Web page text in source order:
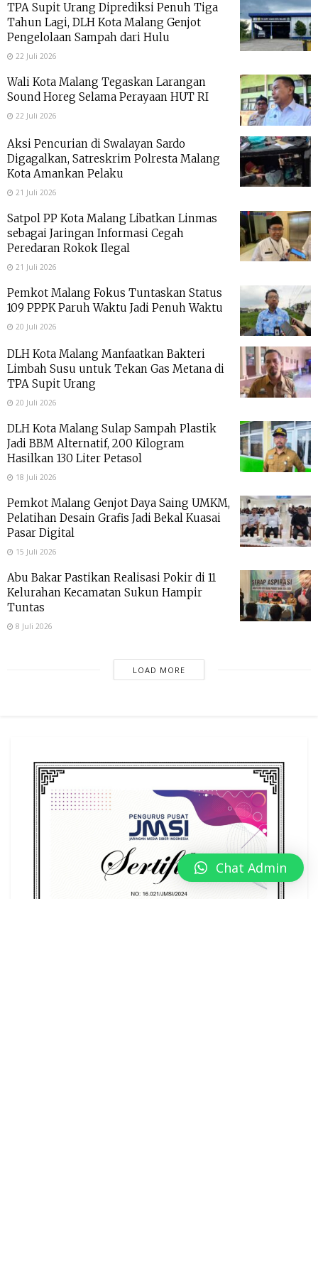
TPA Supit Urang Diprediksi Penuh Tiga
Tahun Lagi, DLH Kota Malang Genjot
Pengelolaan Sampah dari Hulu
22 Juli 2026
Wali Kota Malang Tegaskan Larangan
Sound Horeg Selama Perayaan HUT RI
22 Juli 2026
Aksi Pencurian di Swalayan Sardo
Digagalkan, Satreskrim Polresta Malang
Kota Amankan Pelaku
21 Juli 2026
Satpol PP Kota Malang Libatkan Linmas
sebagai Jaringan Informasi Cegah
Peredaran Rokok Ilegal
21 Juli 2026
Pemkot Malang Fokus Tuntaskan Status
109 PPPK Paruh Waktu Jadi Penuh Waktu
20 Juli 2026
DLH Kota Malang Manfaatkan Bakteri
Limbah Susu untuk Tekan Gas Metana di
TPA Supit Urang
20 Juli 2026
DLH Kota Malang Sulap Sampah Plastik
Jadi BBM Alternatif, 200 Kilogram
Hasilkan 130 Liter Petasol
18 Juli 2026
Pemkot Malang Genjot Daya Saing UMKM,
Pelatihan Desain Grafis Jadi Bekal Kuasai
Pasar Digital
15 Juli 2026
Abu Bakar Pastikan Realisasi Pokir di 11
Kelurahan Kecamatan Sukun Hampir
Tuntas
8 Juli 2026
LOAD MORE
Chat Admin